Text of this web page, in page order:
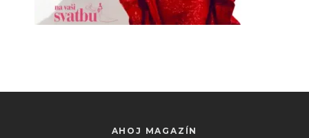
AHOJ MAGAZÍN